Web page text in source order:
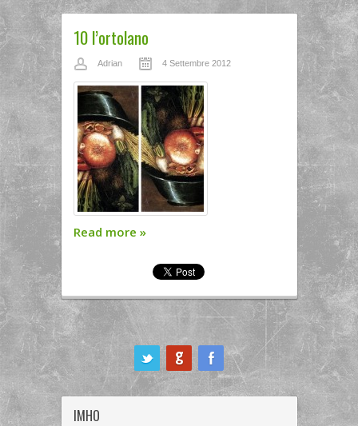
10 l’ortolano
Adrian 4 Settembre 2012
Read more »
IMHO